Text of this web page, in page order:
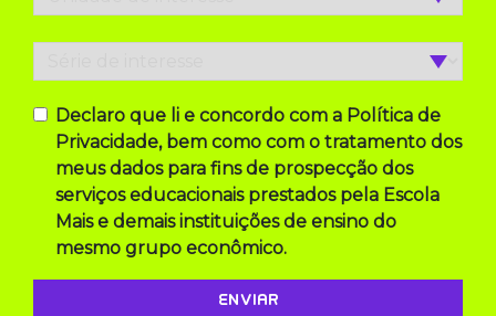
Declaro que li e concordo com a Política de
Privacidade, bem como com o tratamento dos
meus dados para fins de prospecção dos
serviços educacionais prestados pela Escola
Mais e demais instituições de ensino do
mesmo grupo econômico.